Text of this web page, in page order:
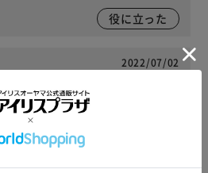
役に立った
2022/07/02
きさです